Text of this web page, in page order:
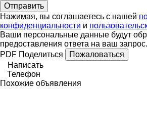
Нажимая, вы соглашаетесь с нашей
конфиденциальности и
Ваши персональные данные будут
предоставления ответа на ваш запрос.
PDF Поделиться
Пожаловаться
Написать
Телефон
Похожие объявления